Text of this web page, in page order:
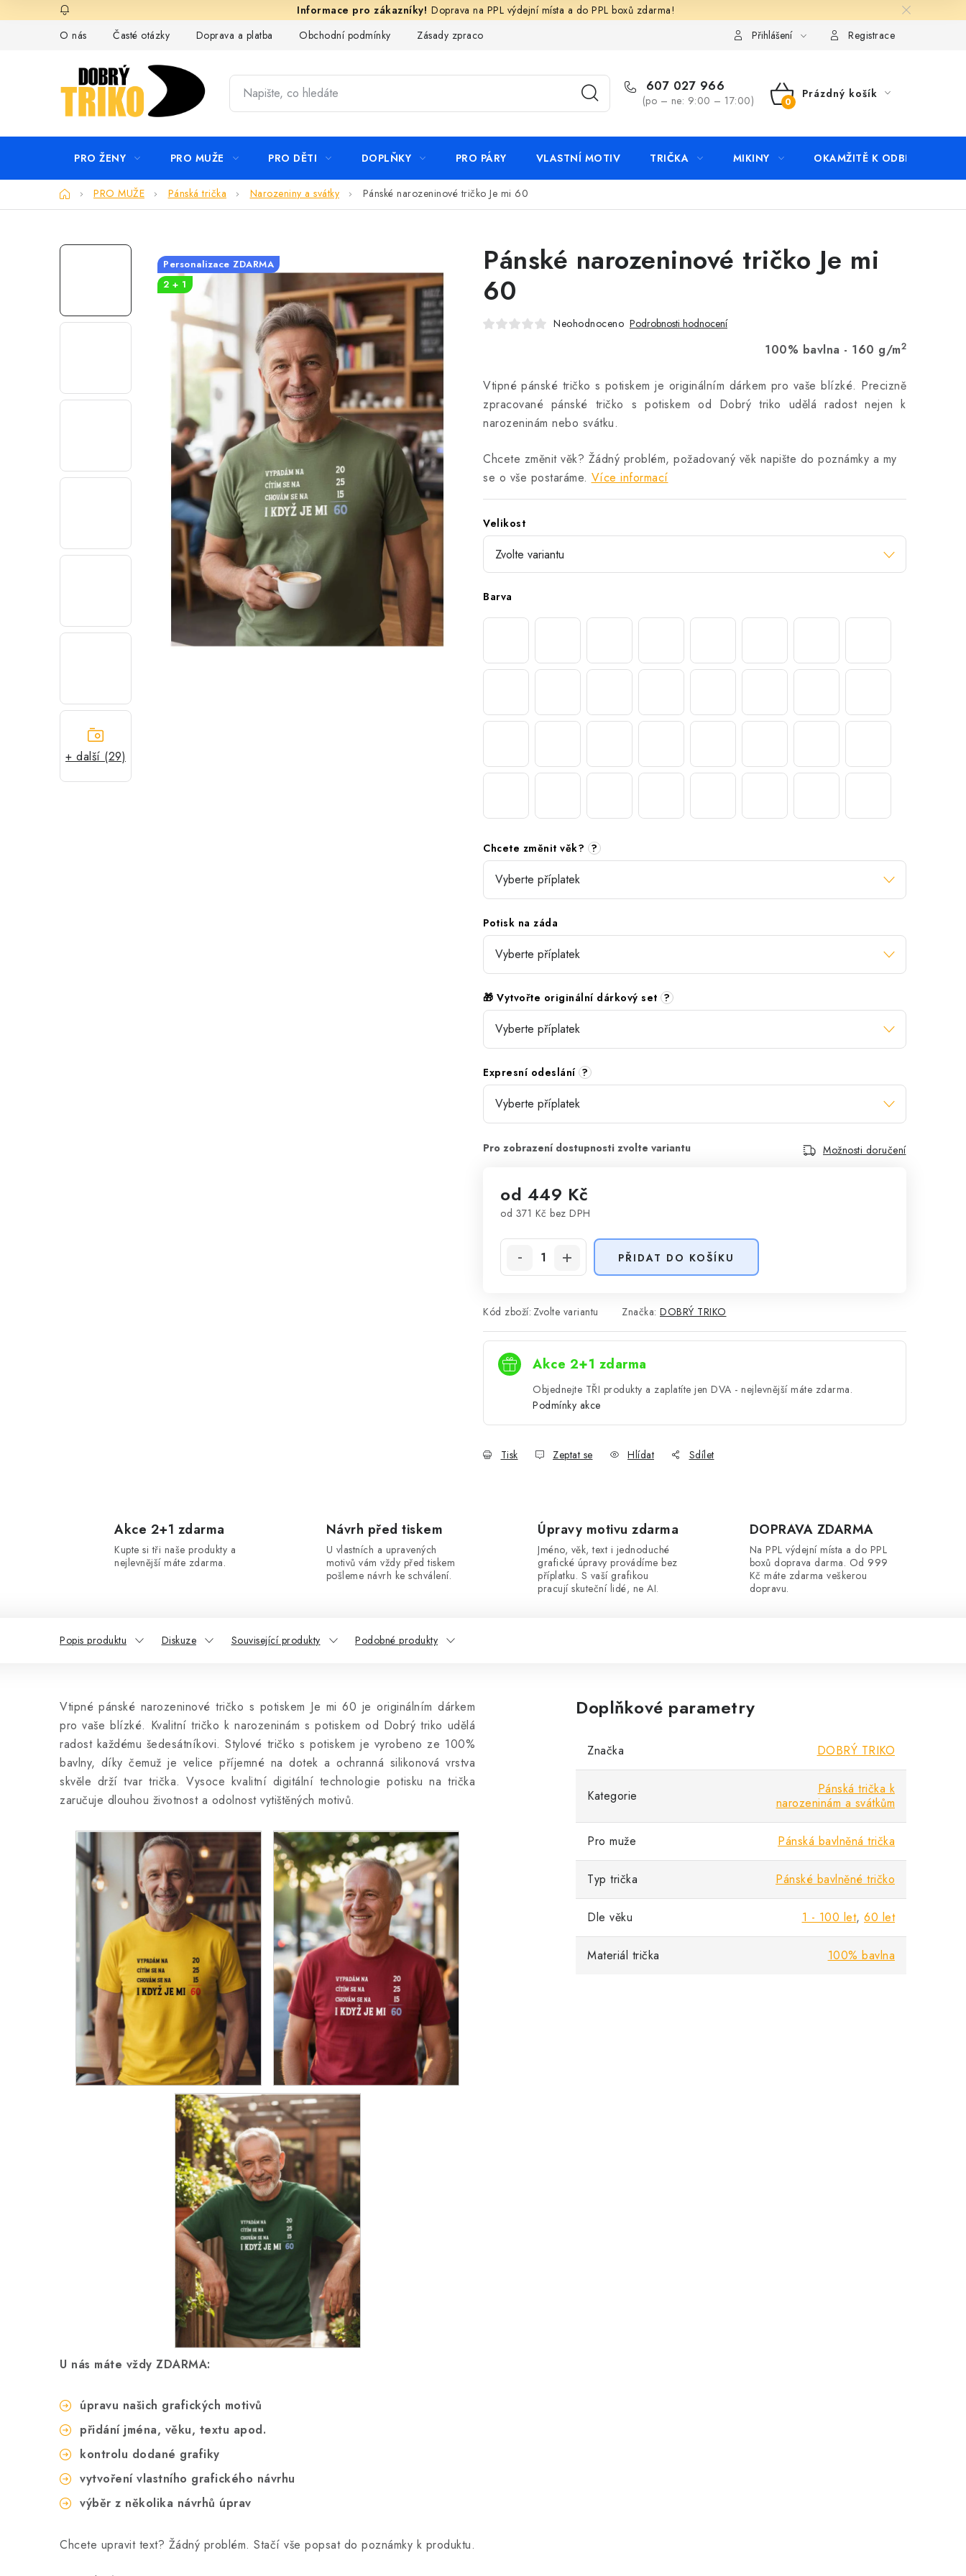
na
Doprava na PPL výdejní místa a do PPL boxů zdarma!
O nás
Časté otázky Doprava a platba Obchodní podmínky Zásady zpracování ochrany osobních údajů KontaktyPřihlášení Registrace
607 027 966
(po – ne: 9:00 – 17:00)
NÁKUPNÍ
Prázdný košík
PRO ŽENY PRO MUŽE PRO DĚTI DOPLŇKY PRO PÁRY VLASTNÍ MOTIV TRIČKA MIKINY OKAMŽITĚ K ODBĚRU
DomůPRO MUŽE Pánská trička Narozeniny a svátky Pánské narozeninové tričko Je mi 60
+ další (29)
Pánské narozeninové tričko Je mi
60
Neohodnoceno Podrobnosti hodnocení
100% bavlna - 160 g/m2
Vtipné pánské tričko s potiskem je originálním dárkem pro vaše blízké. Precizně
zpracované pánské tričko s potiskem od Dobrý triko udělá radost nejen k
narozeninám nebo svátku.
Chcete změnit věk? Žádný problém, požadovaný věk napište do poznámky a my
se o vše postaráme. Více informací
Velikost
Barva
Chcete změnit věk? ?
Potisk na záda
🎁 Vytvořte originální dárkový set ?
Expresní odeslání ?
Možnosti doručení
od 449 Kč
od 371 Kč bez DPH
PŘIDAT DO KOŠÍKU
Kód zboží: Zvolte variantu Značka: DOBRÝ TRIKO
Akce 2+1 zdarma
Objednejte TŘI produkty a zaplatíte jen DVA - nejlevnější máte zdarma.
Podmínky akce
Tisk Zeptat se Hlídat Sdílet
Personalizace ZDARMA
2 + 1
Akce 2+1 zdarma
Kupte si tři naše produkty a
nejlevnější máte zdarma.
Návrh před tiskem
U vlastních a upravených
motivů vám vždy před tiskem
pošleme návrh ke schválení.
Úpravy motivu zdarma
Jméno, věk, text i jednoduché
grafické úpravy provádíme bez
příplatku. S vaší grafikou
pracují skuteční lidé, ne AI.
DOPRAVA ZDARMA
Na PPL výdejní místa a do PPL
boxů doprava darma. Od 999
Kč máte zdarma veškerou
dopravu.
Popis produktu Diskuze Související produkty Podobné produkty
Vtipné pánské narozeninové tričko s potiskem Je mi 60 je originálním dárkem
pro vaše blízké. Kvalitní tričko k narozeninám s potiskem od Dobrý triko udělá
radost každému šedesátníkovi. Stylové tričko s potiskem je vyrobeno ze 100%
bavlny, díky čemuž je velice příjemné na dotek a ochranná silikonová vrstva
skvěle drží tvar trička. Vysoce kvalitní digitální technologie potisku na trička
zaručuje dlouhou životnost a odolnost vytištěných motivů.
U nás máte vždy ZDARMA:
úpravu našich grafických motivů
přidání jména, věku, textu apod.
kontrolu dodané grafiky
vytvoření vlastního grafického návrhu
výběr z několika návrhů úprav
Chcete upravit text? Žádný problém. Stačí vše popsat do poznámky k produktu.
Doplňkové parametry
Značka DOBRÝ TRIKO
Kategorie
Pánská trička k
narozeninám a svátkům
Pro muže Pánská bavlněná trička
Typ trička Pánské bavlněné tričko
Dle věku 1 - 100 let, 60 let
Materiál trička 100% bavlna